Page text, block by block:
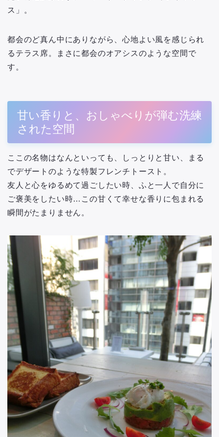
ス」。
都会のど真ん中にありながら、心地よい風を感じられ
るテラス席。まさに都会のオアシスのような空間で
す。
甘い香りと、おしゃべりが弾む洗練
された空間
ここの名物はなんといっても、しっとりと甘い、まる
でデザートのような特製フレンチトースト。
友人と心をゆるめて過ごしたい時、ふと一人で自分に
ご褒美をしたい時…この甘くて幸せな香りに包まれる
瞬間がたまりません。